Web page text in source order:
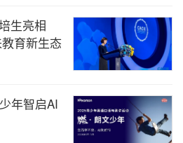
生亮相
育新生态
年智启AI